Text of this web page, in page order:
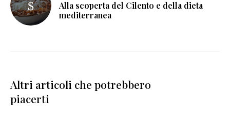
Alla scoperta del Cilento e della dieta
mediterranea
Altri articoli che potrebbero
piacerti